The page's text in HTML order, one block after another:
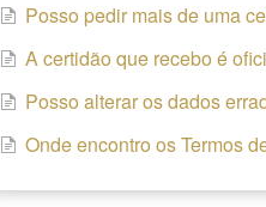
Posso pedir mais de uma
A certidão que recebo é
Posso alterar os dados
Onde encontro os Termos